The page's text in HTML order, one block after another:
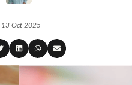
13 Oct 2025